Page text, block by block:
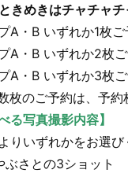
きめきはチャチャ
A・B いずれか1枚
A・B いずれか2枚
A・B いずれか3枚
枚のご予約は、予
る写真撮影内容】
りいずれかをお選び
ぶさとの3ショット